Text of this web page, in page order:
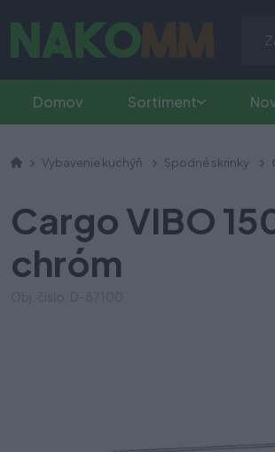
Domov Sortiment
Vybavenie kuchýň Spodné skrinky
Cargo VIBO
chróm